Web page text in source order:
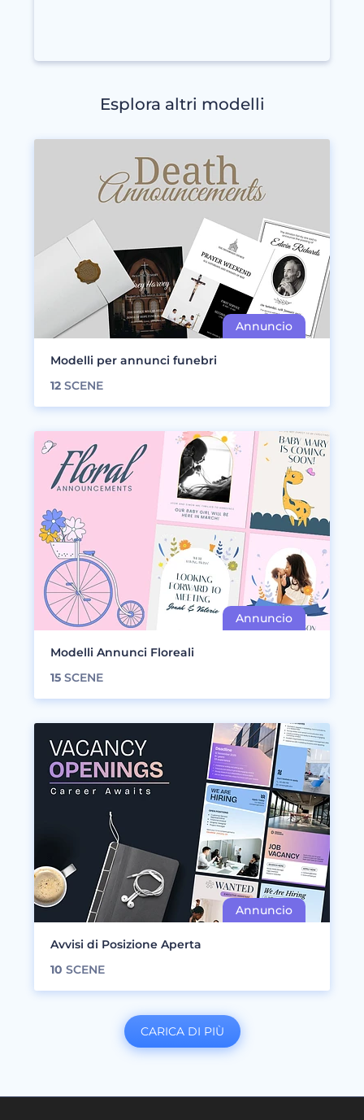
Esplora altri modelli
Modelli per annunci funebri
12 SCENE
Modelli Annunci Floreali
15 SCENE
Avvisi di Posizione Aperta
10 SCENE
CARICA DI PIÙ